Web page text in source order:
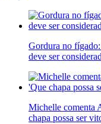
Gordura no
deve ser
Michelle comenta
chapa possa ser